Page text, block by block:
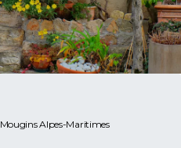
Alpes-Maritimes